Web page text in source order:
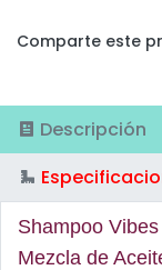
Comparte este
Descripción
Shampoo
Mezcla de